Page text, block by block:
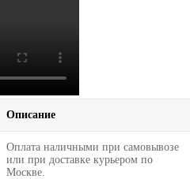
Описание
Оплата наличными при самовывозе
или при доставке курьером по
Москве.